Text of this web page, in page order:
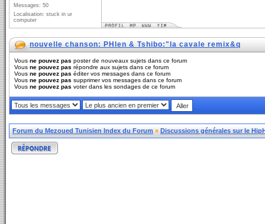
Messages: 50
Localisation: stuck in ur
computer
nouvelle chanson: PHlen & Tshibo:"la cavale remix&q
Vous ne pouvez pas poster de nouveaux sujets dans ce forum
Vous ne pouvez pas répondre aux sujets dans ce forum
Vous ne pouvez pas éditer vos messages dans ce forum
Vous ne pouvez pas supprimer vos messages dans ce forum
Vous ne pouvez pas voter dans les sondages de ce forum
Forum du Mezoued Tunisien Index du Forum » Discussions générales sur le